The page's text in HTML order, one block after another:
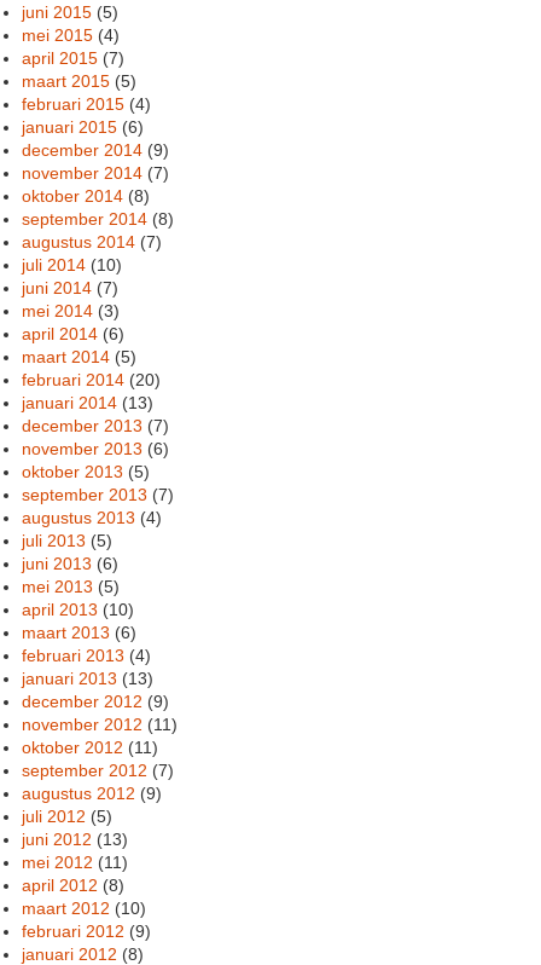
juni 2015 (5)
mei 2015 (4)
april 2015 (7)
maart 2015 (5)
februari 2015 (4)
januari 2015 (6)
december 2014 (9)
november 2014 (7)
oktober 2014 (8)
september 2014 (8)
augustus 2014 (7)
juli 2014 (10)
juni 2014 (7)
mei 2014 (3)
april 2014 (6)
maart 2014 (5)
februari 2014 (20)
januari 2014 (13)
december 2013 (7)
november 2013 (6)
oktober 2013 (5)
september 2013 (7)
augustus 2013 (4)
juli 2013 (5)
juni 2013 (6)
mei 2013 (5)
april 2013 (10)
maart 2013 (6)
februari 2013 (4)
januari 2013 (13)
december 2012 (9)
november 2012 (11)
oktober 2012 (11)
september 2012 (7)
augustus 2012 (9)
juli 2012 (5)
juni 2012 (13)
mei 2012 (11)
april 2012 (8)
maart 2012 (10)
februari 2012 (9)
januari 2012 (8)